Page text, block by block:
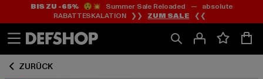
Zum
Inhalt
springen
Zum
Fußzeile
springen
BIS ZU -65%😲💥 Summer Sale Reloaded — absolute
RABATTESKALATION ❯❯ ZUM SALE ❮❮
ZURÜCK